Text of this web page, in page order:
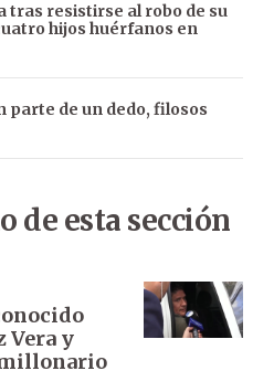
tras resistirse al robo de su
hijos huérfanos en
parte de un dedo, filosos
de esta sección
Vera y